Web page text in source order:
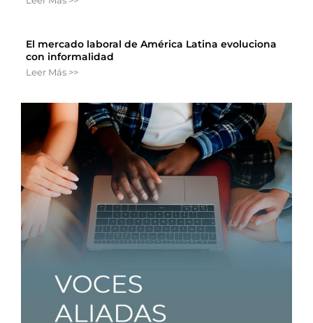
El mercado laboral de América Latina evoluciona
con informalidad
Leer Más >>